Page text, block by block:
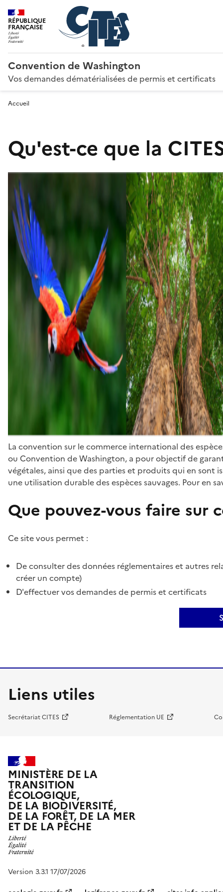
RÉPUBLIQUE
FRANÇAISE
Convention de Washington
Vos demandes dématérialisées de permis et certificats
Accueil
Qu'est-ce que la
La convention sur le commerce international des
ou Convention de Washington, a pour objectif de
végétales, ainsi que des parties et produits qui en sont
une utilisation durable des espèces sauvages. Pour en
Que pouvez-vous faire sur
Ce site vous permet :
De consulter des données réglementaires et autres
créer un compte)
D'effectuer vos demandes de permis et certificats
Liens utiles
Secrétariat CITES Réglementation UE
MINISTÈRE DE LA
TRANSITION
ÉCOLOGIQUE,
DE LA BIODIVERSITÉ,
DE LA FORÊT, DE LA MER
ET DE LA PÊCHE
Version 3.3.1 17/07/2026